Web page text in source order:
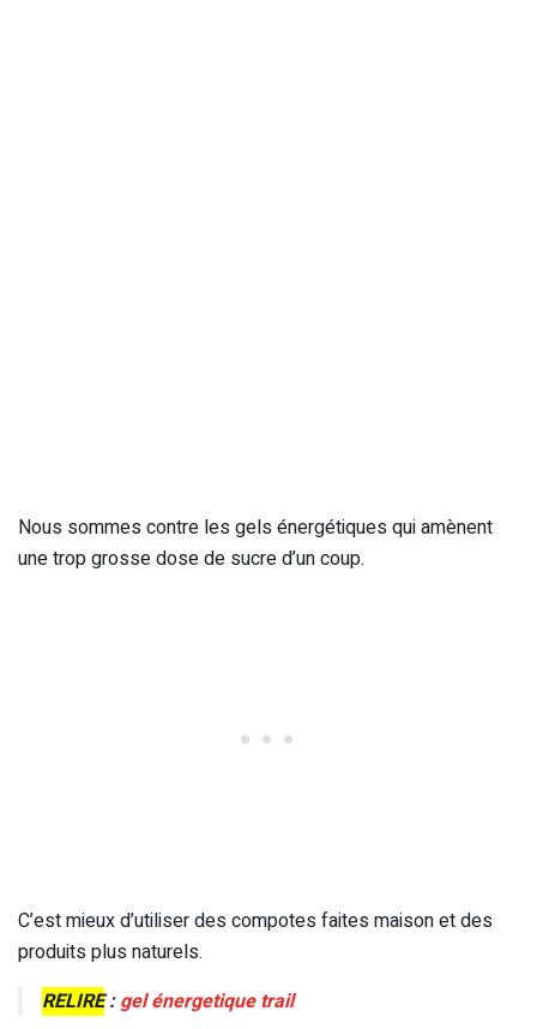
Nous sommes contre les gels énergétiques qui amènent
une trop grosse dose de sucre d’un coup.
C’est mieux d’utiliser des compotes faites maison et des
produits plus naturels.
RELIRE:gel énergetique trail